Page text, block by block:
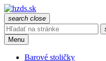
search close
Menu
Barové stoličky